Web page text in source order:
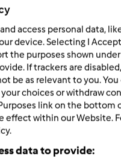
przy świątecznym
dnia
Choc na
bo w tym nawale zajec,
prawie, zajrzec tutaj, i
access personal data,
device. Selecting I
the purposes shown
If trackers are
be as relevant to you. You
choices or withdraw
link on the bottom
effect within our Website.
data to provide: